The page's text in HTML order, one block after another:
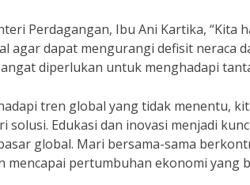
Perdagangan, Ibu Ani Kartika, “Kita
agar dapat mengurangi defisit neraca
diperlukan untuk menghadapi
tren global yang tidak menentu,
solusi. Edukasi dan inovasi menjadi
global. Mari bersama-sama
mencapai pertumbuhan ekonomi yang